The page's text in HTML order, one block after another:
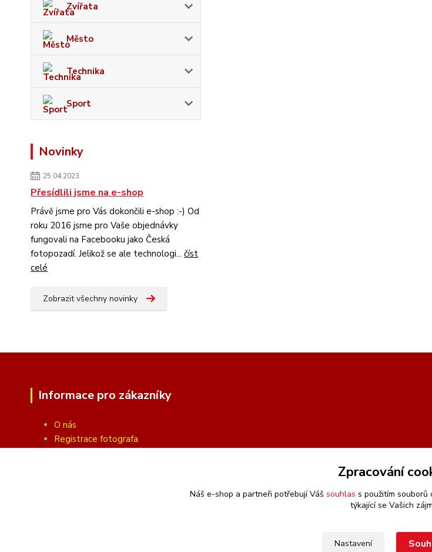
Zvířata
Město
Technika
Sport
Novinky
25.04.2023
Přesídlili jsme na e-shop
Právě jsme pro Vás dokončili e-shop :-) Od
roku 2016 jsme pro Vaše objednávky
fungovali na Facebooku jako Česká
fotopozadí. Jelikož se ale technologi... číst
celé
Zobrazit všechny novinky
Informace pro zákazníky
O nás
Registrace fotografa
Zpracování
Náš e-shop a partneři potřebují Váš souhlas s použitím souborů
týkající se Vašich
Nastavení